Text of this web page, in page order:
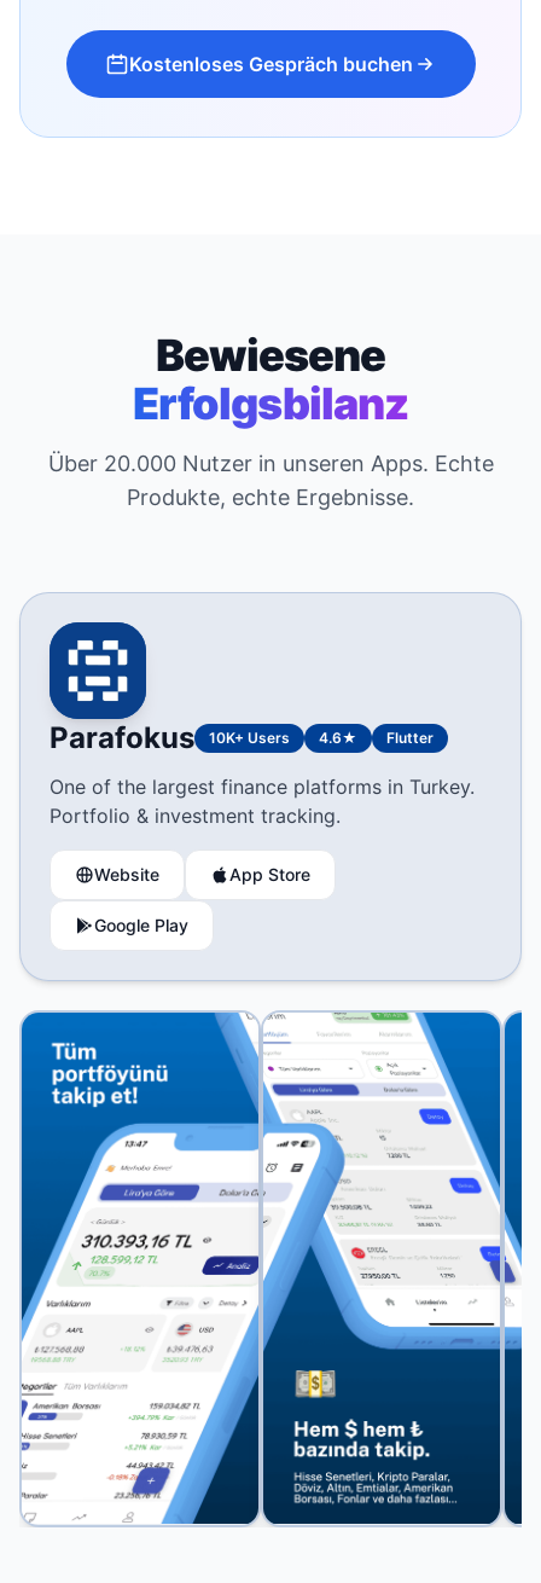
Kostenloses Gespräch buchen
Bewiesene
Erfolgsbilanz
Über 20.000 Nutzer in unseren Apps. Echte
Produkte, echte Ergebnisse.
Parafokus 10K+ Users 4.6★ Flutter
One of the largest finance platforms in Turkey.
Portfolio & investment tracking.
Website App Store
Google Play